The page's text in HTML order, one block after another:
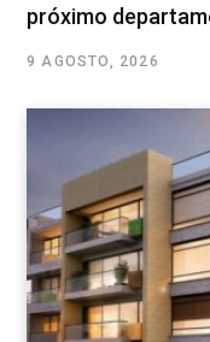
próximo
9 AGOSTO, 2026